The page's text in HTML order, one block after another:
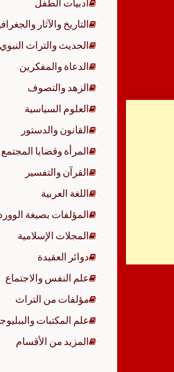
أدبيات الطفل
التاريخ والآثار
الحديث والتراث النبوي
الدعاة والمفكرين
الزهد والتصوف
العلوم السياسية
القانون والدستور
المرأة وقضايا المجتمع
القرآن والتفسير
اللغة العربية
المؤلفات بصيغة
المجلات الإسلامية
دوائر العقيدة
علم النفس والاجتماع
مؤلفات من التراث
علم المكتبات
المزيد من الأقسام